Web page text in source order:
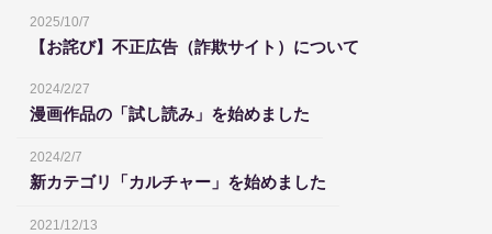
2025/10/7
【お詫び】不正広告（詐欺サイト）について
2024/2/27
漫画作品の「試し読み」を始めました
2024/2/7
新カテゴリ「カルチャー」を始めました
2021/12/13